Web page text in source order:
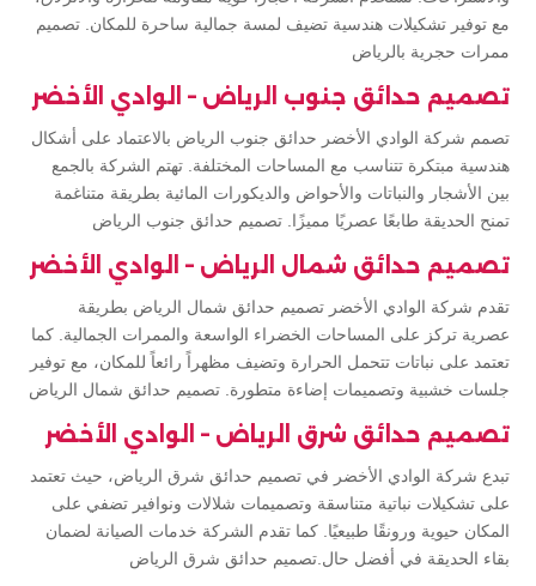
مع توفير تشكيلات هندسية تضيف لمسة جمالية ساحرة للمكان. تصميم
ممرات حجرية بالرياض
تصميم حدائق جنوب الرياض – الوادي الأخضر
تصمم شركة الوادي الأخضر حدائق جنوب الرياض بالاعتماد على أشكال
هندسية مبتكرة تتناسب مع المساحات المختلفة. تهتم الشركة بالجمع
بين الأشجار والنباتات والأحواض والديكورات المائية بطريقة متناغمة
تمنح الحديقة طابعًا عصريًا مميزًا. تصميم حدائق جنوب الرياض
تصميم حدائق شمال الرياض – الوادي الأخضر
تقدم شركة الوادي الأخضر تصميم حدائق شمال الرياض بطريقة
عصرية تركز على المساحات الخضراء الواسعة والممرات الجمالية. كما
تعتمد على نباتات تتحمل الحرارة وتضيف مظهراً رائعاً للمكان، مع توفير
جلسات خشبية وتصميمات إضاءة متطورة. تصميم حدائق شمال الرياض
تصميم حدائق شرق الرياض – الوادي الأخضر
تبدع شركة الوادي الأخضر في تصميم حدائق شرق الرياض، حيث تعتمد
على تشكيلات نباتية متناسقة وتصميمات شلالات ونوافير تضفي على
المكان حيوية ورونقًا طبيعيًا. كما تقدم الشركة خدمات الصيانة لضمان
بقاء الحديقة في أفضل حال.تصميم حدائق شرق الرياض